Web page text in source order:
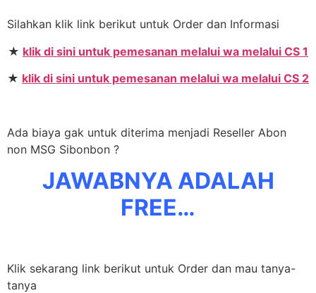
Silahkan klik link berikut untuk Order dan Informasi
★ klik di sini untuk pemesanan melalui wa melalui CS 1
★ klik di sini untuk pemesanan melalui wa melalui CS 2
Ada biaya gak untuk diterima menjadi Reseller Abon
non MSG Sibonbon ?
JAWABNYA ADALAH
FREE…
Klik sekarang link berikut untuk Order dan mau tanya-
tanya